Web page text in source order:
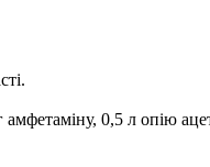
0,5 л опію